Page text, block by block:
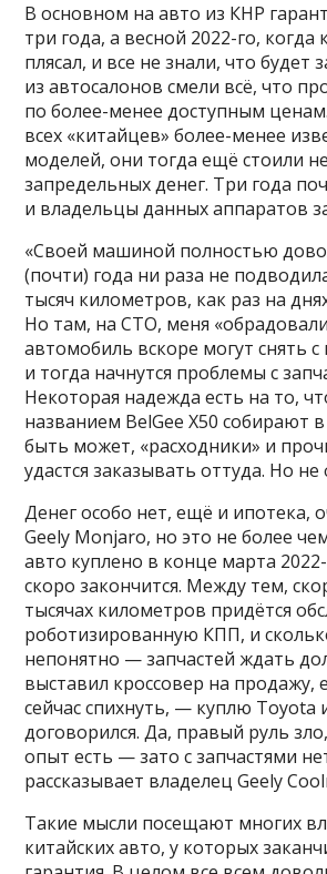
В основном на авто из КНР
три года, а весной 2022-го, когда
плясал, и все не знали, что будет
из автосалонов смели всё, что
по более-менее доступным
всех «китайцев» более-менее
моделей, они тогда ещё стоили
запредельных денег. Три года
и владельцы данных аппаратов
«Своей машиной полностью
(почти) года ни раза не
тысяч километров, как раз на
Но там, на СТО, меня
автомобиль вскоре могут снять
и тогда начнутся проблемы с
Некоторая надежда есть на то,
названием BelGee X50 собирают
быть может, «расходники» и
удастся заказывать оттуда. Но не
Денег особо нет, ещё и ипотека,
Geely Monjaro, но это не более
авто куплено в конце марта
скоро закончится. Между тем,
тысячах километров придётся
роботизированную КПП, и
непонятно — запчастей ждать
выставил кроссовер на продажу,
сейчас спихнуть, — куплю Toyota
договорился. Да, правый руль
опыт есть — зато с запчастями
рассказывает владелец Geely
Такие мысли посещают многих
китайских авто, у которых